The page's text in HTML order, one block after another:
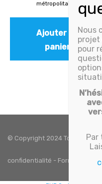
métropolitaine)
Ajouter au
panier
© Copyright 2024 Toutes
confidentialité - Formulaire
Nous
projet
pour
Par